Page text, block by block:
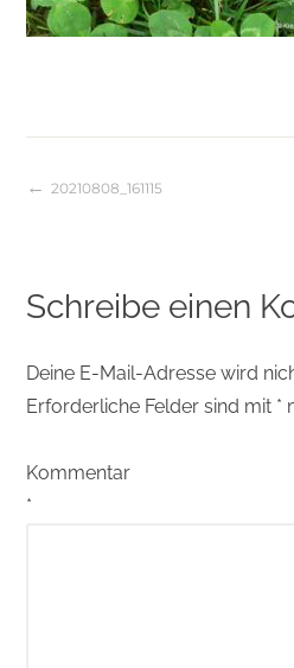
20210808_161115
Schreibe einen
Deine E-Mail-Adresse wird
Erforderliche Felder sind mit *
Kommentar
*